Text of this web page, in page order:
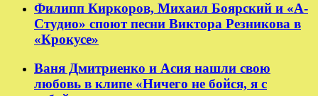
Филипп Киркоров, Михаил Боярский и «А-
Студио» споют песни Виктора Резникова в
«Крокусе»
Ваня Дмитриенко и Асия нашли свою
любовь в клипе «Ничего не бойся, я с